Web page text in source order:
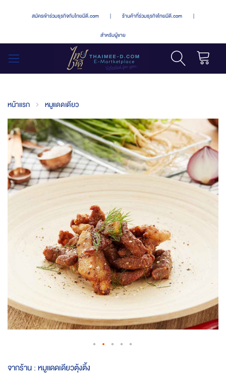
สมัครเข้าร่วมธุรกิจกับไทยมีดี.com | ร้านค้าที่ร่วมธุรกิจไทยมีดี.com |
สำหรับผู้ขาย
หน้าแรก หมูแดดเดียว
Skip
to
end
of
the
images
to
จากร้าน :หมูแดดเดียวตุ้งติ้ง